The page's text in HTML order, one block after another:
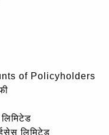
of Policyholders
लिमिटेड